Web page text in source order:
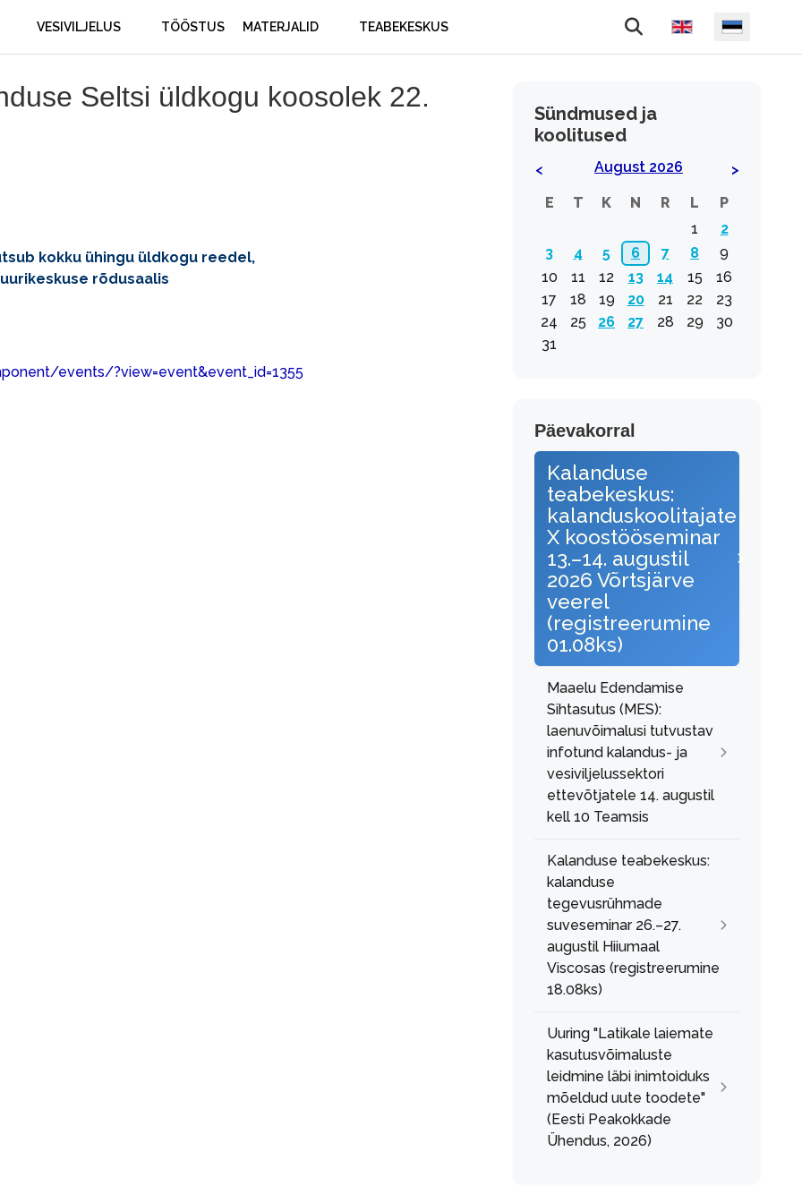
VESIVILJELUS TÖÖSTUS MATERJALID TEABEKESKUS Vali keel
Seltsi üldkogu koosolek 22.
kokku ühingu üldkogu reedel,
rõdusaalis
events/?view=event&event_id=1355
Sündmused ja
koolitused
< August 2026
>
E
T K N R L
P
1
2
3
4 5 6 7 8
9
10
11 12 13 14 15
16
17
18 19 20 21 22
23
24
25 26 27 28 29
30
31
Päevakorral
Kalanduse
teabekeskus:
kalanduskoolitajate
X koostööseminar
13.–14. augustil
2026 Võrtsjärve
veerel
(registreerumine
01.08ks)
Maaelu Edendamise
Sihtasutus (MES):
laenuvõimalusi tutvustav
infotund kalandus- ja
vesiviljelussektori
ettevõtjatele 14. augustil
kell 10 Teamsis
Kalanduse teabekeskus:
kalanduse
tegevusrühmade
suveseminar 26.–27.
augustil Hiiumaal
Viscosas (registreerumine
18.08ks)
Uuring "Latikale laiemate
kasutusvõimaluste
leidmine läbi inimtoiduks
mõeldud uute toodete"
(Eesti Peakokkade
Ühendus, 2026)